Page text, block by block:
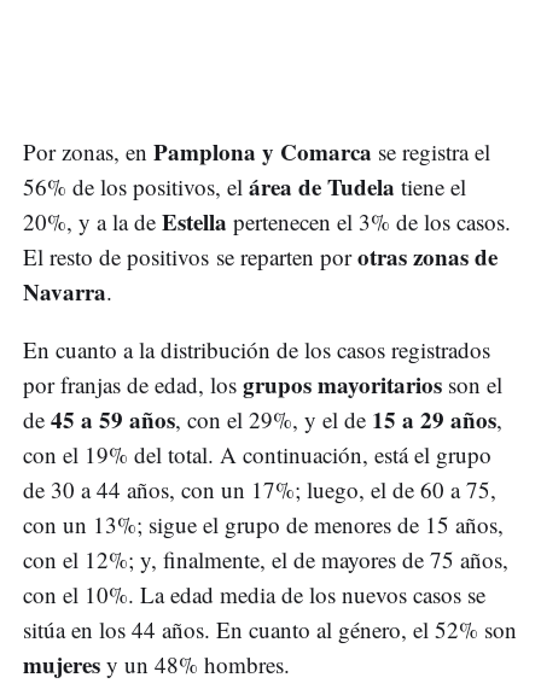
Por zonas, en Pamplona y Comarca se registra el
56% de los positivos, el área de Tudela tiene el
20%, y a la de Estella pertenecen el 3% de los casos.
El resto de positivos se reparten porotras zonas de
Navarra.
En cuanto a la distribución de los casos registrados
por franjas de edad, los grupos mayoritarios son el
de 45 a 59 años, con el 29%, y el de 15 a 29 años,
con el 19% del total. A continuación, está el grupo
de 30 a 44 años, con un 17%; luego, el de 60 a 75,
con un 13%; sigue el grupo de menores de 15 años,
con el 12%; y, finalmente, el de mayores de 75 años,
con el 10%. La edad media de los nuevos casos se
sitúa en los 44 años. En cuanto al género, el 52% son
mujeres y un 48% hombres.